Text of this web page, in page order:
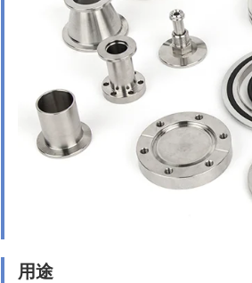
用途